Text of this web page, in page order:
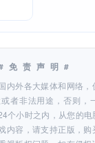
免责声明#
内外各大媒体和网络，
者非法用途，否则，
个小时之内，从您的
内容，请支持正版，